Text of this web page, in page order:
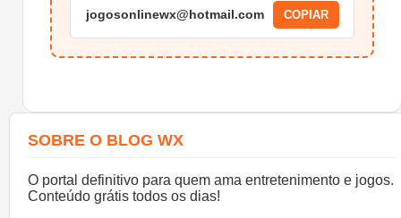
jogosonlinewx@hotmail.com COPIAR
SOBRE O BLOG WX
O portal definitivo para quem ama entretenimento e jogos.
Conteúdo grátis todos os dias!